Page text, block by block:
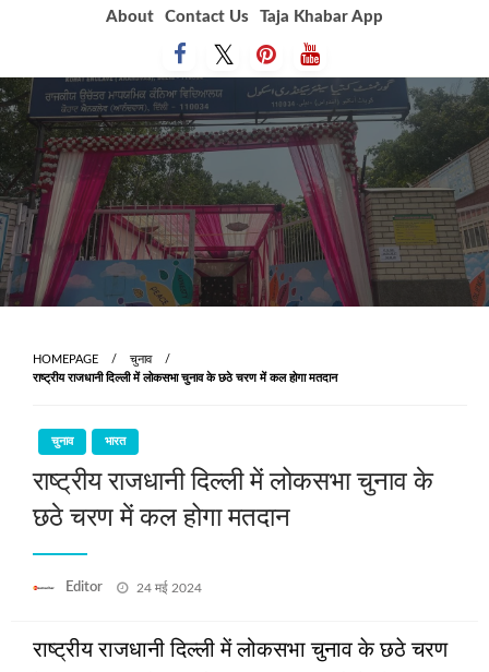
About Contact Us Taja Khabar App
HOMEPAGE
चुनाव
राष्ट्रीय राजधानी दिल्ली में लोकसभा चुनाव के छठे चरण में कल होगा मतदान
चुनाव भारत
राष्ट्रीय राजधानी दिल्ली में लोकसभा चुनाव के
छठे चरण में कल होगा मतदान
Editor
Posted
24 मई 2024
राष्ट्रीय राजधानी दिल्ली में लोकसभा चुनाव के छठे चरण